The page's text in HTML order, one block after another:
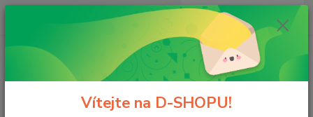
Menu
(Po-Pá, 15:00-20:00 hod.)
ks
0 Kč
Vítejte na D-SHOPU!